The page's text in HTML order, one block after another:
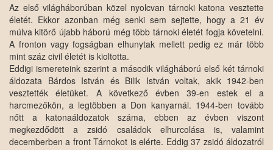
Az első világháborúban közel nyolcvan tárnoki katona vesztette
életét. Ekkor azonban még senki sem sejtette, hogy a 21 év
múlva kitörő újabb háború még több tárnoki életét fogja követelni.
A fronton vagy fogságban elhunytak mellett pedig ez már több
mint száz civil életét is kioltotta.
Eddigi ismereteink szerint a második világháború első két tárnoki
áldozata Bárdos István és Bilik István voltak, akik 1942-ben
vesztették életüket. A következő évben 39-en estek el a
harcmezőkön, a legtöbben a Don kanyarnál. 1944-ben tovább
nőtt a katonaáldozatok száma, ebben az évben viszont
megkezdődött a zsidó családok elhurcolása is, valamint
decemberben a front Tárnokot is elérte. Eddig 37 zsidó áldozatról